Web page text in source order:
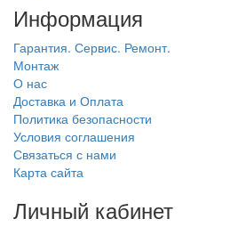
Информация
Гарантия. Сервис. Ремонт.
Монтаж
О нас
Доставка и Оплата
Политика безопасности
Условия соглашения
Связаться с нами
Карта сайта
Личный кабинет